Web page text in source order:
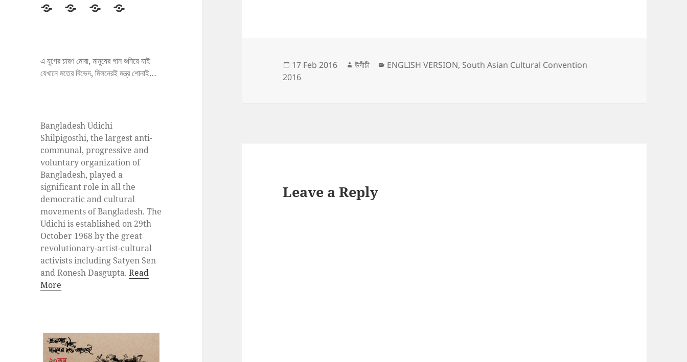
প্রকাশনাসাহিত্য
ছবি
ENGLISH
এ যুগের চারণ মোরা, মানুষের গান শুনিয়ে যাই
যেখানে মতের বিভেদ, মিলনেরই মন্ত্র শোনাই…
Bangladesh Udichi
Shilpigosthi, the largest anti-
communal, progressive and
voluntary organization of
Bangladesh, played a
significant role in all the
democratic and cultural
movements of Bangladesh. The
Udichi is established on 29th
October 1968 by the great
revolutionary-artist-cultural
activists including Satyen Sen
and Ronesh Dasgupta.Read
More
Posted
on
17 Feb 2016 Author
উদীচী Categories
ENGLISH VERSION, South Asian Cultural Convention
2016
Leave a Reply